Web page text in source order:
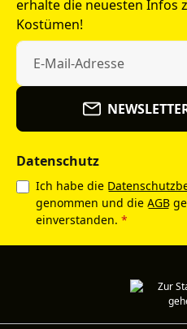
erhalte die neuesten Infos
Kostümen!
Datenschutz
Ich habe die
genommen und die AGB
einverstanden. *